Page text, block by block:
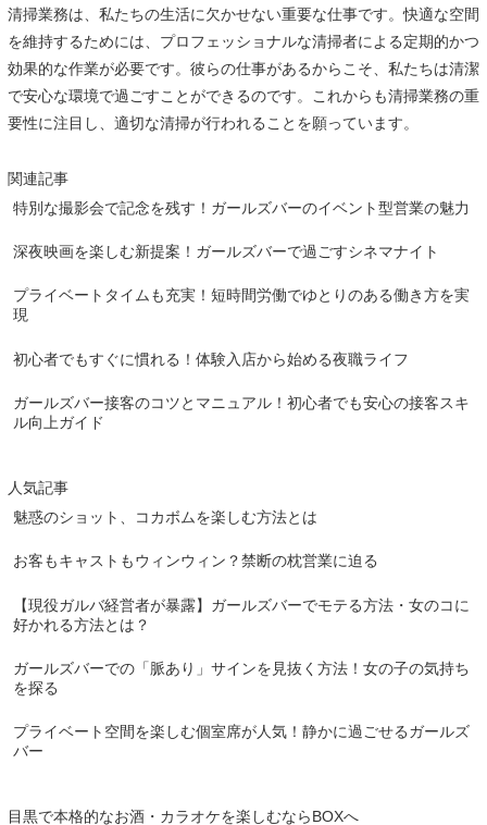
清掃業務は、私たちの生活に欠かせない重要な仕事です。快適な空間
を維持するためには、プロフェッショナルな清掃者による定期的かつ
効果的な作業が必要です。彼らの仕事があるからこそ、私たちは清潔
で安心な環境で過ごすことができるのです。これからも清掃業務の重
要性に注目し、適切な清掃が行われることを願っています。
関連記事
特別な撮影会で記念を残す！ガールズバーのイベント型営業の魅力
深夜映画を楽しむ新提案！ガールズバーで過ごすシネマナイト
プライベートタイムも充実！短時間労働でゆとりのある働き方を実
現
初心者でもすぐに慣れる！体験入店から始める夜職ライフ
ガールズバー接客のコツとマニュアル！初心者でも安心の接客スキ
ル向上ガイド
人気記事
魅惑のショット、コカボムを楽しむ方法とは
お客もキャストもウィンウィン？禁断の枕営業に迫る
【現役ガルバ経営者が暴露】ガールズバーでモテる方法・女のコに
好かれる方法とは？
ガールズバーでの「脈あり」サインを見抜く方法！女の子の気持ち
を探る
プライベート空間を楽しむ個室席が人気！静かに過ごせるガールズ
バー
目黒で本格的なお酒・カラオケを楽しむならBOXへ